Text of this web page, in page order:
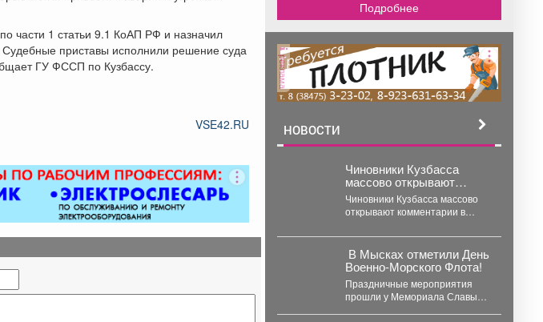
части 1 статьи 9.1 КоАП РФ и назначил
приставы исполнили решение суда
ГУ ФССП по Кузбассу.
VSE42.RU
Подробнее
реклама
НОВОСТИ
Чиновники Кузбасса
массово открывают
комментарии в Максе
Чиновники Кузбасса массово
открывают комментарии в
канале губернатора Ильи...
В Мысках отметили День
Военно‑Морского Флота!
Праздничные мероприятия
прошли у Мемориала Славы-